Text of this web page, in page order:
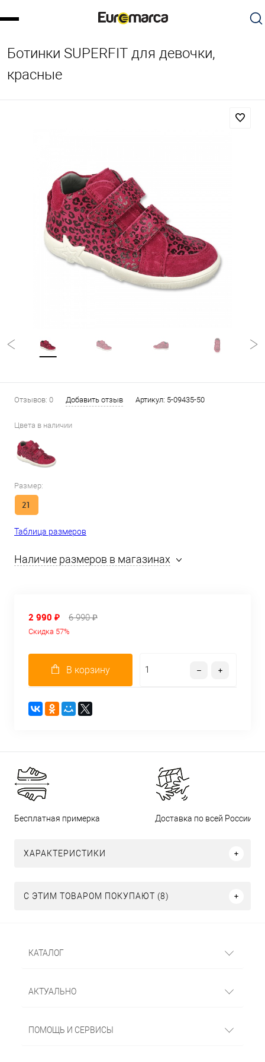
Ботинки SUPERFIT для девочки,
красные
Отзывов: 0 Добавить отзыв Артикул: 5-09435-50
Цвета в наличии
Размер:
21
Таблица размеров
Наличие размеров в магазинах
2 990 ₽ 6 990 ₽
Скидка 57%
В корзину
Бесплатная примерка Доставка по всей России
ХАРАКТЕРИСТИКИ
С ЭТИМ ТОВАРОМ ПОКУПАЮТ (8)
КАТАЛОГ
АКТУАЛЬНО
ПОМОЩЬ И СЕРВИСЫ